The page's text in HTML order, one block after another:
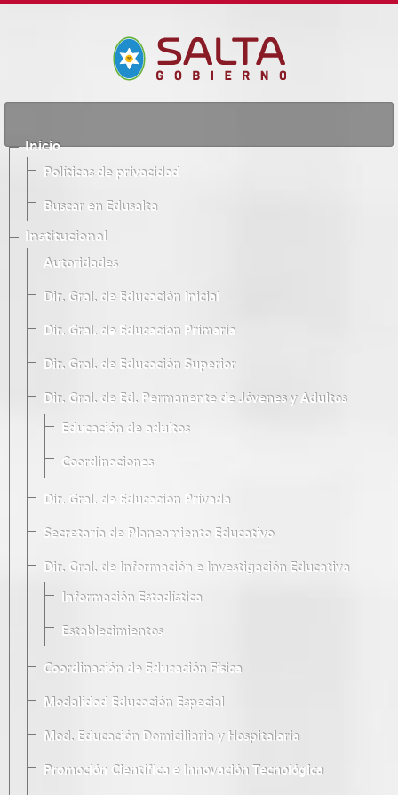
Inicio
Políticas de privacidad
Buscar en Edusalta
Institucional
Autoridades
Dir. Gral. de Educación Inicial
Dir. Gral. de Educación Primaria
Dir. Gral. de Educación Superior
Dir. Gral. de Ed. Permanente de Jóvenes y Adultos
Educación de adultos
Coordinaciones
Dir. Gral. de Educación Privada
Secretaría de Planeamiento Educativo
Dir. Gral. de Información e Investigación Educativa
Información Estadística
Establecimientos
Coordinación de Educación Física
Modalidad Educación Especial
Mod. Educación Domiciliaria y Hospitalaria
Promoción Científica e Innovación Tecnológica